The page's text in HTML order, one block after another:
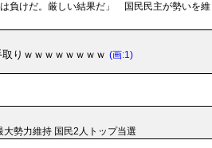
負けだ。厳しい結果だ」 国民民主が勢いを維
りｗｗｗｗｗｗｗｗ (画:1)
大勢力維持 国民2人トップ当選